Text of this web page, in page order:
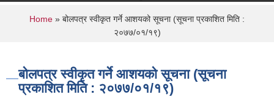
You are here
Home » बोलपत्र स्वीकृत गर्ने आशयको सूचना (सूचना प्रकाशित मिति :
२०७७/०१/१९)
बोलपत्र स्वीकृत गर्ने आशयको सूचना (सूचना
प्रकाशित मिति : २०७७/०१/१९)